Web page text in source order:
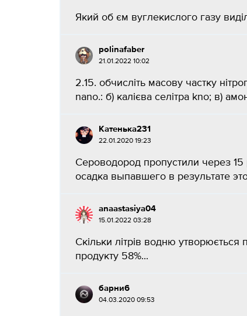
Який об єм вуглекислого газу
polinafaber
21.01.2022 10:02
2.15. обчисліть масову частку
nano.: б) калієва селітра kno; в)
Катенька231
22.01.2020 19:23
Сероводород пропустили через
осадка выпавшего в результате
anaastasiya04
15.01.2022 03:28
Скільки літрів водню утворюється
продукту 58%...
барни6
04.03.2020 09:53